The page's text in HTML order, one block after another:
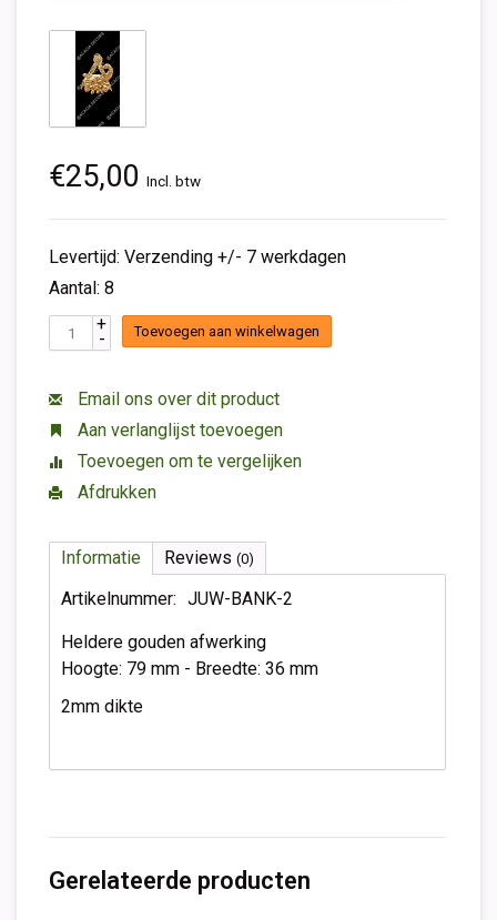
€25,00 Incl. btw
Levertijd: Verzending +/- 7 werkdagen
Aantal: 8
+
- Toevoegen aan winkelwagen
Email ons over dit product
Aan verlanglijst toevoegen
Toevoegen om te vergelijken
Afdrukken
Informatie Reviews (0)
Artikelnummer: JUW-BANK-2
Heldere gouden afwerking
Hoogte: 79 mm - Breedte: 36 mm
2mm dikte
Gerelateerde producten